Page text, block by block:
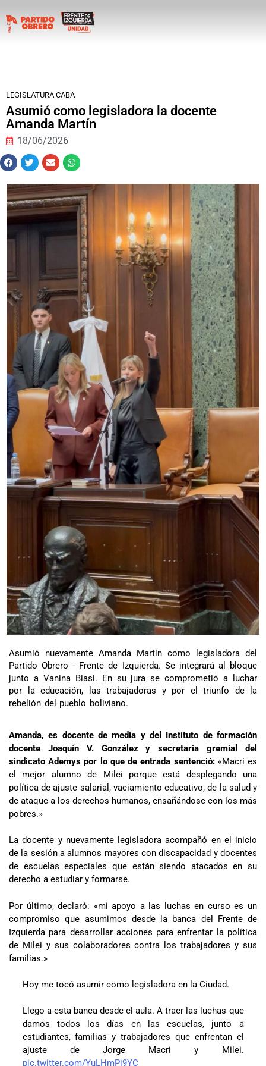
LEGISLATURA CABA
Asumió como legisladora la docente
Amanda Martín
18/06/2026
Asumió nuevamente Amanda Martín como legisladora del
Partido Obrero - Frente de Izquierda. Se integrará al bloque
junto a Vanina Biasi. En su jura se comprometió a luchar
por la educación, las trabajadoras y por el triunfo de la
rebelión del pueblo boliviano.
Amanda, es docente de media y del Instituto de formación
docente Joaquín V. González y secretaria gremial del
sindicato Ademys por lo que de entrada sentenció:«Macri es
el mejor alumno de Milei porque está desplegando una
política de ajuste salarial, vaciamiento educativo, de la salud y
de ataque a los derechos humanos, ensañándose con los más
pobres.»
La docente y nuevamente legisladora acompañó en el inicio
de la sesión a alumnos mayores con discapacidad y docentes
de escuelas especiales que están siendo atacados en su
derecho a estudiar y formarse.
Por último, declaró: «mi apoyo a las luchas en curso es un
compromiso que asumimos desde la banca del Frente de
Izquierda para desarrollar acciones para enfrentar la política
de Milei y sus colaboradores contra los trabajadores y sus
familias.»
Hoy me tocó asumir como legisladora en la Ciudad.
Llego a esta banca desde el aula. A traer las luchas que
damos todos los días en las escuelas, junto a
estudiantes, familias y trabajadores que enfrentan el
ajuste de Jorge Macri y Milei.
pic.twitter.com/YuLHmPi9YC